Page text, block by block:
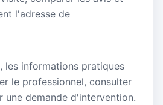
l'adresse de
les informations pratiques
le professionnel, consulter
une demande d'intervention.